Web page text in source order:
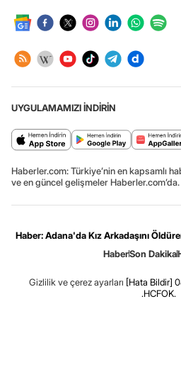
UYGULAMAMIZI İNDİRİN
Haberler.com: Türkiye’nin en kapsamlı
ve en güncel gelişmeler Haberler.com’da.
Haber: Adana'da Kız Arkadaşını
HaberSon Dakika
Gizlilik ve çerez ayarları [Hata Bildir]
.HCFOK.